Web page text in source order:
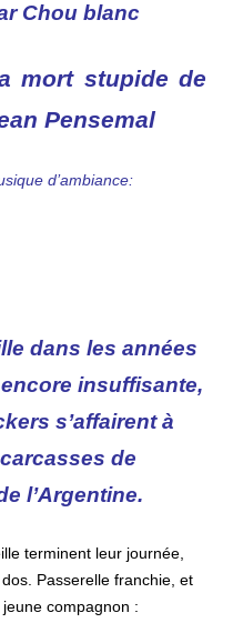
Chou blanc
mort stupide de
Pensemal
d’ambiance:
dans les années
insuffisante,
s’affairent à
de
l’Argentine.
terminent leur journée,
Passerelle franchie, et
jeune compagnon :